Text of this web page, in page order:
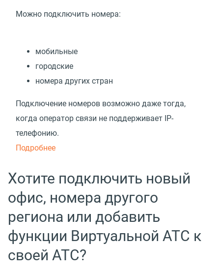
Можно подключить номера:
мобильные
городские
номера других стран
Подключение номеров возможно даже тогда,
когда оператор связи не поддерживает IP-
телефонию.
Подробнее
Хотите подключить новый
офис, номера другого
региона или добавить
функции Виртуальной АТС к
своей АТС?